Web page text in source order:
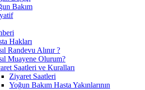
Bakım
Hakları
Randevu Alınır ?
Muayene Olurum?
Saatleri ve Kuralları
Ziyaret Saatleri
Yoğun Bakım Hasta Yakınlarının